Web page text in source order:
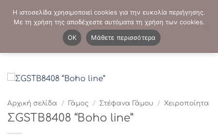
στο
ΤΗΛΕΦΩΝΙΚΕΣ ΠΑΡΑΓΓΕΛΙΕΣ: - 2103821941
Αρχική σελίδα / Γάμος / Στέφανα Γάμου / Χειροποίητα
ΣGSTB8408 “Boho line”
Η ιστοσελίδα χρησιμοποιεί cookies για την ευκολία περιήγησης.
Με τη χρήση της αποδέχεστε αυτόματα τη χρήση των cookies.
OK
Μάθετε περισσότερα